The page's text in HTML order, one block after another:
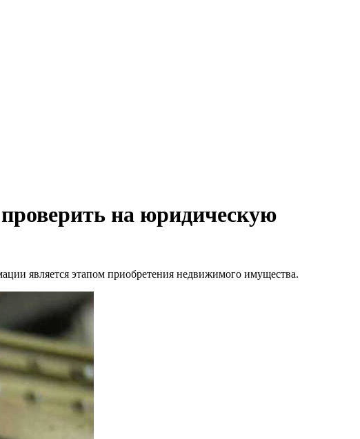
на юридическую
является этапом приобретения недвижимого имущества.